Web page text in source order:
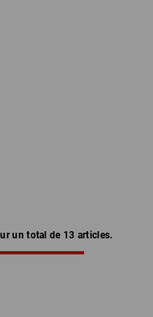
un total de 13 articles.